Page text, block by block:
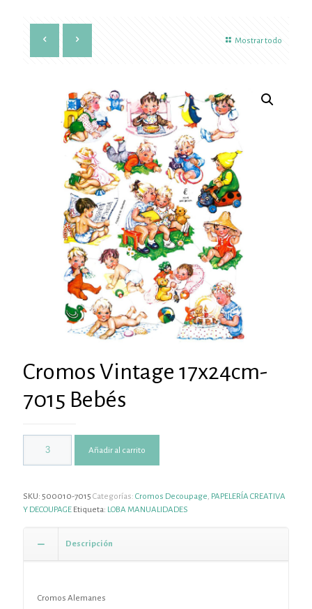
Mostrar todo
Cromos Vintage 17x24cm-
7015 Bebés
Añadir al carrito
SKU: 500010-7015 Categorías: Cromos Decoupage, PAPELERÍA CREATIVA
Y DECOUPAGE Etiqueta: LOBA MANUALIDADES
Descripción
Cromos Alemanes